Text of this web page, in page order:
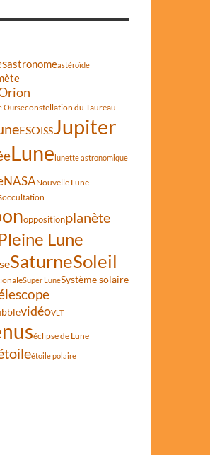
astronomeastéroïde
Ourseconstellation du Taureau
ESOISSJupiter
Lunelunette astronomique
NASANouvelle Lune
occultation
oppositionplanète
Lune
SaturneSoleil
Super LuneSystème solaire
vidéoVLT
éclipse de Lune
étoile polaire